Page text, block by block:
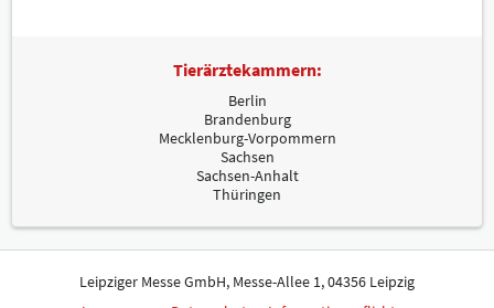
Tierärztekammern:
Berlin
Brandenburg
Mecklenburg-Vorpommern
Sachsen
Sachsen-Anhalt
Thüringen
Leipziger Messe GmbH, Messe-Allee 1, 04356 Leipzig